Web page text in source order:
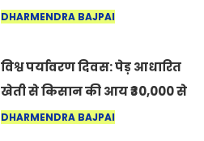
शहर का मान
DHARMENDRA BAJPAI
विश्व पर्यावरण दिवस: पेड़ आधारित
खेती से किसान की आय ₹30,000 से
बढ़कर ₹3 लाख प्रति एकड़ हुई
DHARMENDRA BAJPAI